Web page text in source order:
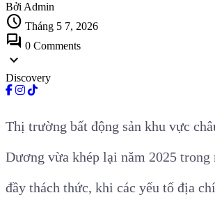
Bởi Admin
schedule Tháng 5 7, 2026
forum 0 Comments
expand_more
Discovery
Thị trường bất động sản khu vực
Dương vừa khép lại năm 2025 trong
đầy thách thức, khi các yếu tố địa